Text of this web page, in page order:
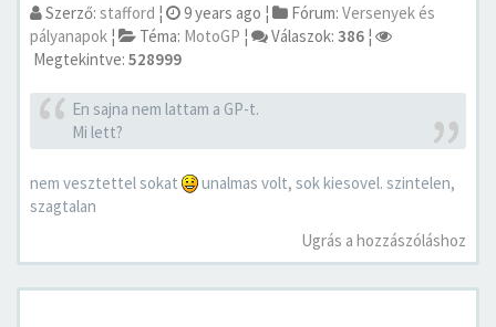
Szerző: stafford ¦ 9 years ago ¦ Fórum: Versenyek és
pályanapok ¦ Téma: MotoGP ¦ Válaszok: 386 ¦
Megtekintve: 528999
En sajna nem lattam a GP-t.
Mi lett?
nem vesztettel sokat
unalmas volt, sok kiesovel. szintelen,
szagtalan
Ugrás a hozzászóláshoz